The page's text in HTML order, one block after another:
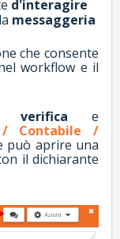
d'interagire
messaggeria
che consente
workflow e il
verificae
/ Contabile /
può aprire una
il dichiarante